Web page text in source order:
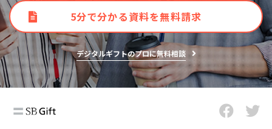
5分で分かる資料を無料請求
デジタルギフトのプロに無料相談